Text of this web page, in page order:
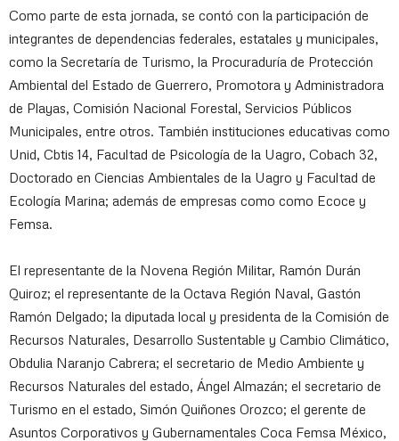
Como parte de esta jornada, se contó con la participación de
integrantes de dependencias federales, estatales y municipales,
como la Secretaría de Turismo, la Procuraduría de Protección
Ambiental del Estado de Guerrero, Promotora y Administradora
de Playas, Comisión Nacional Forestal, Servicios Públicos
Municipales, entre otros. También instituciones educativas como
Unid, Cbtis 14, Facultad de Psicología de la Uagro, Cobach 32,
Doctorado en Ciencias Ambientales de la Uagro y Facultad de
Ecología Marina; además de empresas como como Ecoce y
Femsa.
El representante de la Novena Región Militar, Ramón Durán
Quiroz; el representante de la Octava Región Naval, Gastón
Ramón Delgado; la diputada local y presidenta de la Comisión de
Recursos Naturales, Desarrollo Sustentable y Cambio Climático,
Obdulia Naranjo Cabrera; el secretario de Medio Ambiente y
Recursos Naturales del estado, Ángel Almazán; el secretario de
Turismo en el estado, Simón Quiñones Orozco; el gerente de
Asuntos Corporativos y Gubernamentales Coca Femsa México,